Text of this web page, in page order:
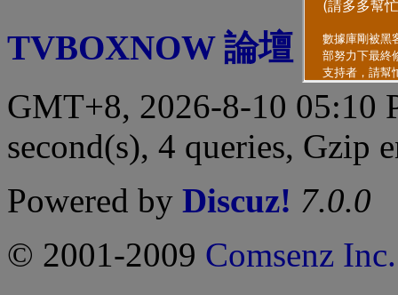
TVBOXNOW 論壇
聯繫
GMT+8, 2026-8-10 05:10
second(s), 4 queries, Gzip
Powered by Discuz! 7.0.0
© 2001-2009 Comsenz Inc.